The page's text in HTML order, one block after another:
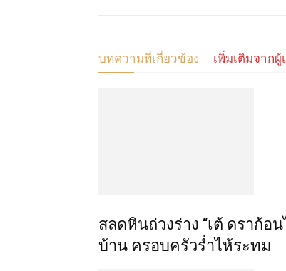
บทความที่เกี่ยวข้อง เพิ่มเติมจากผู้
สลดหินถ่วงร่าง “เต้ ดราก้อ
บ้าน ครอบครัวร่ำไห้ระทม